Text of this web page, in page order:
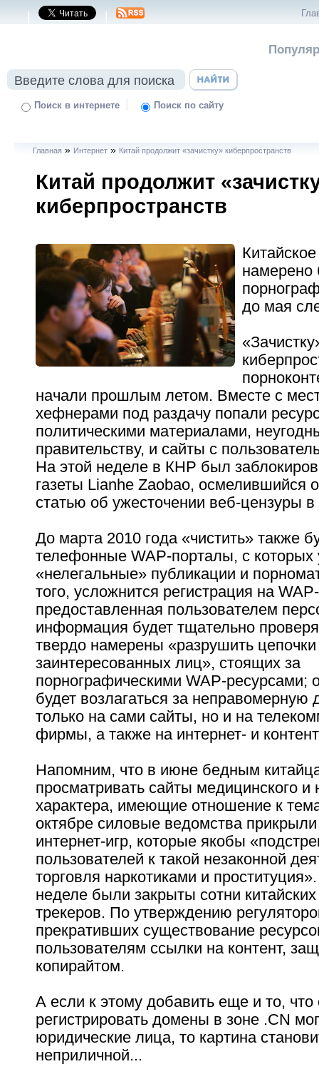
| |
Поиск в интернете | Поиск по сайту
Главная » Интернет » Китай продолжит «зачистку» киберпространств
Китай продолжит
киберпространств
намерено
до мая
начали прошлым летом. Вместе с
хефнерами под раздачу попали
политическими материалами,
правительству, и сайты с
На этой неделе в КНР был
газеты Lianhe Zaobao, осмелившийся
статью об ужесточении веб-цензуры в
До марта 2010 года «чистить» также
телефонные WAP-порталы, с которых
«нелегальные» публикации и
того, усложнится регистрация на
предоставленная пользователем
информация будет тщательно
твердо намерены «разрушить цепочки
заинтересованных лиц», стоящих за
порнографическими WAP-ресурсами;
будет возлагаться за неправомерную
только на сами сайты, но и на
фирмы, а также на интернет- и
Напомним, что в июне бедным
просматривать сайты медицинского и
характера, имеющие отношение к
октябре силовые ведомства
интернет-игр, которые якобы
пользователей к такой незаконной
торговля наркотиками и
неделе были закрыты сотни китайских
трекеров. По утверждению
прекративших существование
пользователям ссылки на контент,
копирайтом.
А если к этому добавить еще и то,
регистрировать домены в зоне .CN
юридические лица, то картина
неприличной...